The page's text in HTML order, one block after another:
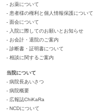
- お薬について
- 患者様の権利と個人情報保護について
- 面会について
- 入院に際してのお願いとお知らせ
- お会計・退院のご案内
- 診断書・証明書について
- 相談に関するご案内
当院について
- 病院長あいさつ
- 病院概要
- 広報誌ChiKaRa
- NCDについて